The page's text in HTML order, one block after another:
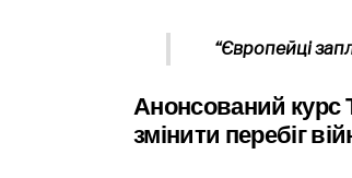
“Європейці
Анонсований курс
змінити перебіг